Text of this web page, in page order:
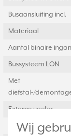
Wij
Busaansluiting incl.
Materiaal
Aantal binaire
Bussysteem LON
Met
diefstal-/
Externe voeler
Handmatige